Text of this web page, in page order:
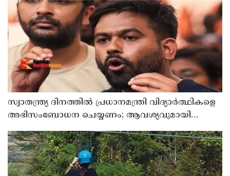
സ്വാതന്ത്ര്യ ദിനത്തില്‍ പ്രധാനമന്ത്രി വിദ്യാര്‍ത്ഥികളെ
അഭിസംബോധന ചെയ്യണം; ആവശ്യവുമായി